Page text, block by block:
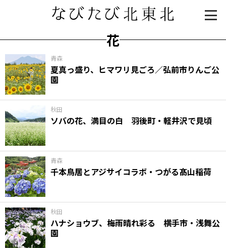
花
青森
夏真っ盛り、ヒマワリ見ごろ／弘前市りんご公
園
秋田
ソバの花、満目の白 羽後町・軽井沢で見頃
青森
千本鳥居とアジサイコラボ・つがる髙山稲荷
秋田
ハナショウブ、梅雨晴れ彩る 横手市・浅舞公
園
知る一覧
世界遺産
文化・歴史
パワースポット
ミステリー
観る一覧
桜
花
紅葉
楽しむ一覧
まつり・イベント
聖地
おみやげ・特産
道の駅・産直
鉄道
アウトドア・レジャー
味わう一覧
麺類
ご当地グルメ
酒
スイーツ